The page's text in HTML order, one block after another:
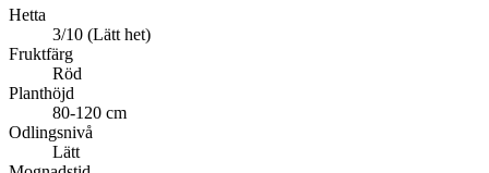
Hetta
3/10 (Lätt het)
Fruktfärg
Röd
Planthöjd
80-120 cm
Odlingsnivå
Lätt